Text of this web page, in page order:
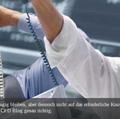
bleiben, aber dennoch nicht auf das erforderliche
Blog genau richtig.